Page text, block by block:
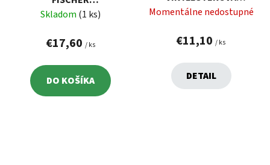
VINYLESTEROVÁ - 300 ML
Skladom (1 ks)
€17,60 / ks
DO KOŠÍKA
RAWLPLUG - 300ML
Momentálne nedostupné
€11,10 / ks
DETAIL